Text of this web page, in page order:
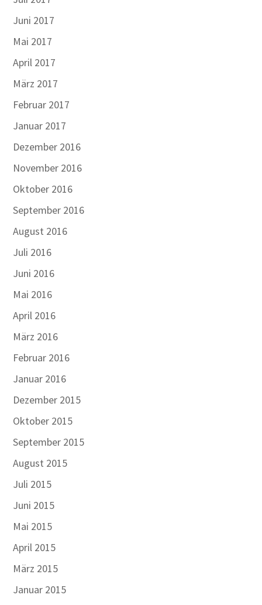
Juni 2017
Mai 2017
April 2017
März 2017
Februar 2017
Januar 2017
Dezember 2016
November 2016
Oktober 2016
September 2016
August 2016
Juli 2016
Juni 2016
Mai 2016
April 2016
März 2016
Februar 2016
Januar 2016
Dezember 2015
Oktober 2015
September 2015
August 2015
Juli 2015
Juni 2015
Mai 2015
April 2015
März 2015
Januar 2015